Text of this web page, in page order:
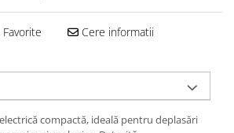
Cere informatii
compactă, ideală pentru deplasări